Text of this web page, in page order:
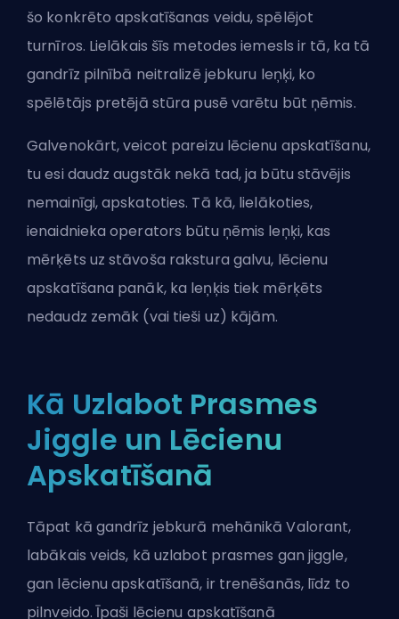
šo konkrēto apskatīšanas veidu, spēlējot
turnīros. Lielākais šīs metodes iemesls ir tā, ka tā
gandrīz pilnībā neitralizē jebkuru leņķi, ko
spēlētājs pretējā stūra pusē varētu būt ņēmis.
Galvenokārt, veicot pareizu lēcienu apskatīšanu,
tu esi daudz augstāk nekā tad, ja būtu stāvējis
nemainīgi, apskatoties. Tā kā, lielākoties,
ienaidnieka operators būtu ņēmis leņķi, kas
mērķēts uz stāvoša rakstura galvu, lēcienu
apskatīšana panāk, ka leņķis tiek mērķēts
nedaudz zemāk (vai tieši uz) kājām.
Kā Uzlabot Prasmes
Jiggle un Lēcienu
Apskatīšanā
Tāpat kā gandrīz jebkurā mehānikā Valorant,
labākais veids, kā uzlabot prasmes gan jiggle,
gan lēcienu apskatīšanā, ir trenēšanās, līdz to
pilnveido. Īpaši lēcienu apskatīšanā